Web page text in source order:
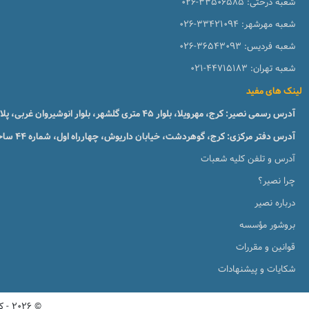
شعبه مهرشهر: 026-33421094
شعبه فردیس: 026-36543093
شعبه تهران: 021-44715183
لینک های مفید
آدرس رسمی نصیر: کرج، مهرویلا، بلوار 45 متری گلشهر، بلوار انوشیروان غربی، پلاک 51، طبقه1
آدرس دفتر مرکزی: کرج، گوهردشت، خیابان داریوش، چهارراه اول، شماره ۴۴ ساختمان زبان نصیر
آدرس و تلفن کلیه شعبات
چرا نصیر؟
درباره نصیر
بروشور مؤسسه
قوانین و مقررات
شکایات و پیشنهادات